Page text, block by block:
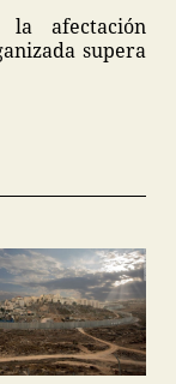
la afectación
supera